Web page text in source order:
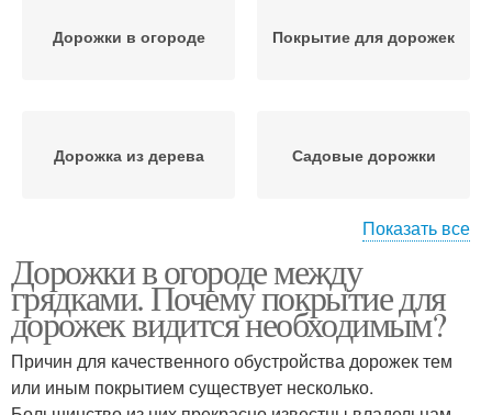
Дорожки в огороде Покрытие для дорожек
Дорожка из дерева Садовые дорожки
Дорожки из деревянных
спилов
Дорожки из щепок
Показать все
Дорожки в огороде между
грядками. Почему покрытие для
дорожек видится необходимым?
Причин для качественного обустройства дорожек тем
или иным покрытием существует несколько.